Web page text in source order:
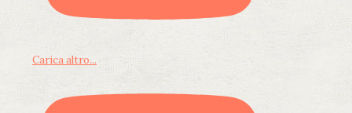
Carica altro...